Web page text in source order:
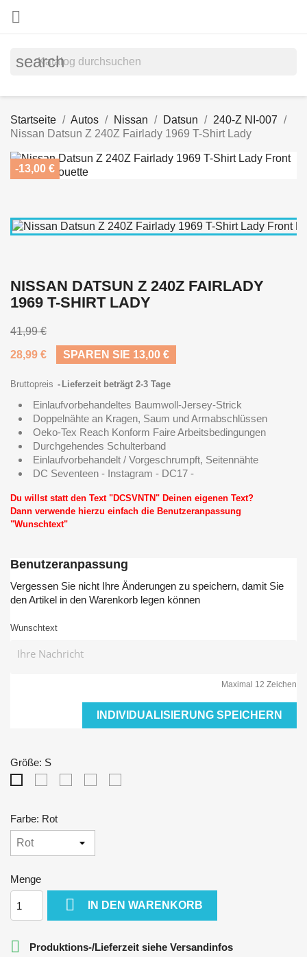

search
Startseite Autos Nissan Datsun
240-Z NI-007
Nissan Datsun Z 240Z Fairlady 1969 T-Shirt Lady
-13,00 €
NISSAN DATSUN Z 240Z FAIRLADY
1969 T-SHIRT LADY
41,99 €
28,99 €
SPAREN SIE 13,00 €
Bruttopreis Lieferzeit beträgt 2-3 Tage
Einlaufvorbehandeltes Baumwoll-Jersey-Strick
Doppelnähte an Kragen, Saum und Armabschlüssen
Oeko-Tex Reach Konform Faire Arbeitsbedingungen
Durchgehendes Schulterband
Einlaufvorbehandelt / Vorgeschrumpft, Seitennähte
DC Seventeen - Instagram - DC17 -
Du willst statt den Text "DCSVNTN" Deinen eigenen Text?
Dann verwende hierzu einfach die Benutzeranpassung
"Wunschtext"
Benutzeranpassung
Vergessen Sie nicht Ihre Änderungen zu speichern, damit Sie
den Artikel in den Warenkorb legen können
Wunschtext
Maximal 12 Zeichen
INDIVIDUALISIERUNG SPEICHERN
Größe: S
Farbe: Rot
Menge
 IN DEN WARENKORB
 Produktions-/Lieferzeit siehe Versandinfos